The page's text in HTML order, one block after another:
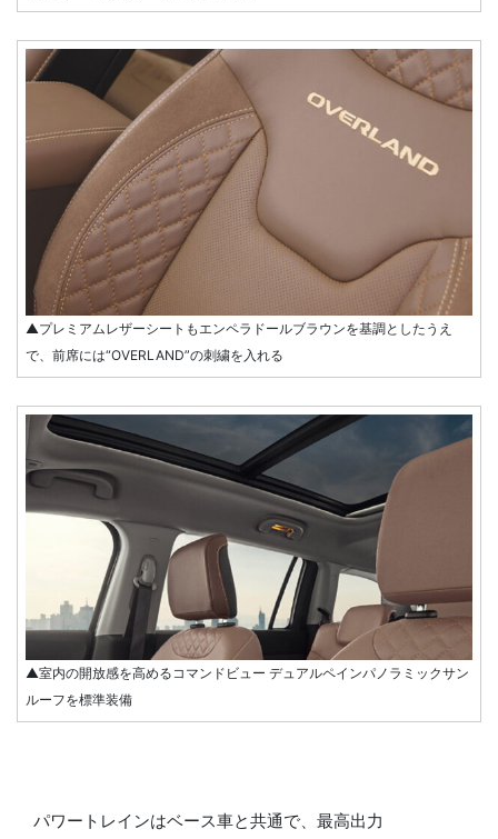
▲プレミアムレザーシートもエンペラドールブラウンを基調としたうえ
で、前席には“OVERLAND”の刺繍を入れる
▲室内の開放感を高めるコマンドビュー デュアルペインパノラミックサン
ルーフを標準装備
パワートレインはベース車と共通で、最高出力